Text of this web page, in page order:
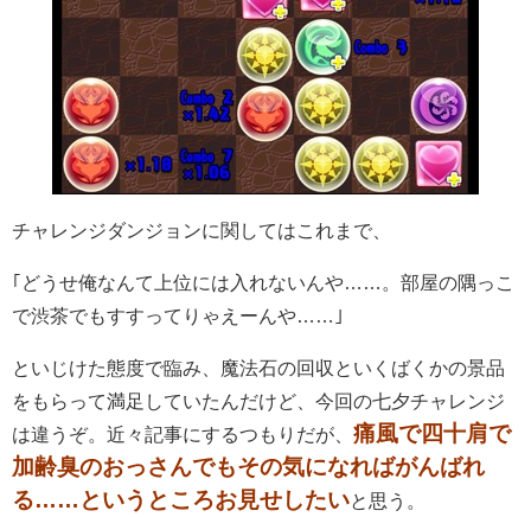
チャレンジダンジョンに関してはこれまで、
｢どうせ俺なんて上位には入れないんや……。部屋の隅っこ
で渋茶でもすすってりゃえーんや……｣
といじけた態度で臨み、魔法石の回収といくばくかの景品
をもらって満足していたんだけど、今回の七夕チャレンジ
は違うぞ。近々記事にするつもりだが、 痛風で四十肩で
加齢臭のおっさんでもその気になればがんばれ
る…… というところお見せしたいと思う。